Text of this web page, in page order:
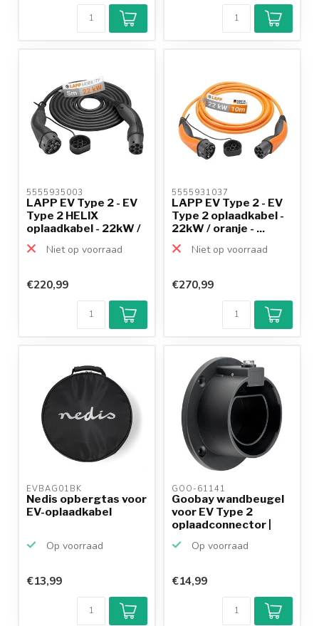
5555935003
LAPP EV Type 2 - EV
Type 2 HELIX
oplaadkabel - 22kW /
Niet op voorraad
€220,99
5555931037
LAPP EV Type 2 - EV
Type 2 oplaadkabel -
22kW / oranje - ...
Niet op voorraad
€270,99
EVBAG01BK
Nedis opbergtas voor
EV-oplaadkabel
Op voorraad
€13,99
GOO-61141
Goobay wandbeugel
voor EV Type 2
oplaadconnector |
Op voorraad
€14,99